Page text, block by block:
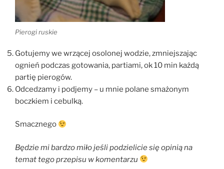
Pierogi ruskie
Gotujemy we wrzącej osolonej wodzie, zmniejszając
ognień podczas gotowania, partiami, ok 10 min każdą
partię pierogów.
Odcedzamy i podjemy – u mnie polane smażonym
boczkiem i cebulką.
Smacznego
Będzie mi bardzo miło jeśli podzielicie się opinią na
temat tego przepisu w komentarzu